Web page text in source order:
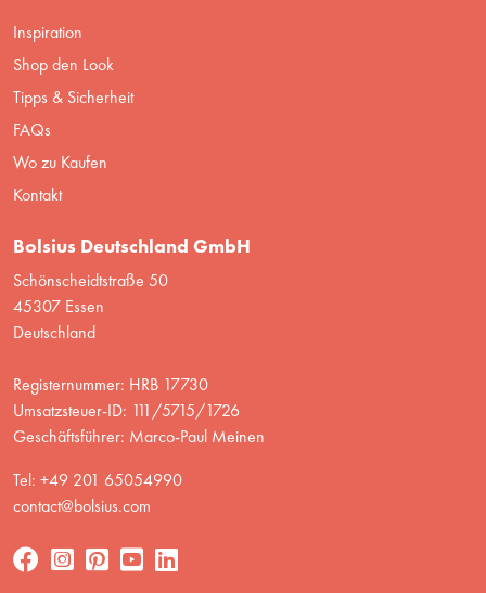
Inspiration
Shop den Look
Tipps & Sicherheit
FAQs
Wo zu Kaufen
Kontakt
Bolsius Deutschland GmbH
Schönscheidtstraße 50
45307 Essen
Deutschland
Registernummer: HRB 17730
Umsatzsteuer-ID: 111/5715/1726
Geschäftsführer: Marco-Paul Meinen
Tel: +49 201 65054990
contact@bolsius.com